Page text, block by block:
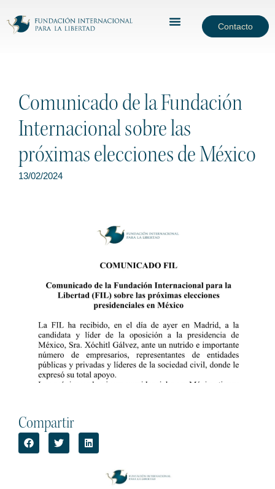
Contacto
Comunicado de la Fundación
Internacional sobre las
próximas elecciones de México
13/02/2024
Compartir